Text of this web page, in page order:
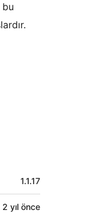
bu
1.1.17
2 yıl önce